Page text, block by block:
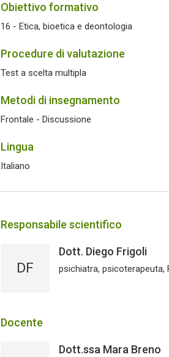
Obiettivo formativo
16 - Etica, bioetica e deontologia
Procedure di valutazione
Test a scelta multipla
Metodi di insegnamento
Frontale - Discussione
Lingua
Italiano
Responsabile scientifico
DF
Dott. Diego Frigoli
psichiatra, psicoterapeuta,
Docente
Dott.ssa Mara Breno